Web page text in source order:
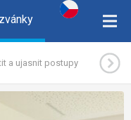
a ujasnit postupy